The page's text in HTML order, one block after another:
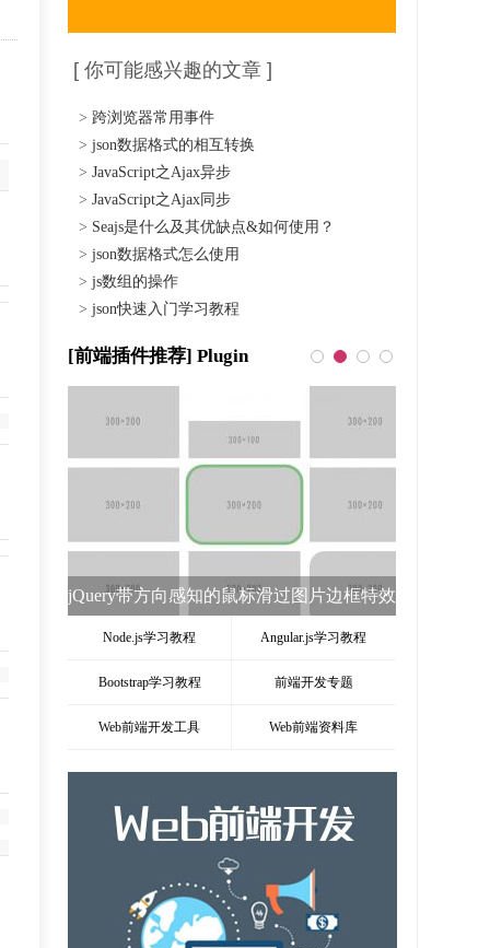
[ 你可能感兴趣的文章 ]
> 跨浏览器常用事件
> json数据格式的相互转换
> JavaScript之Ajax异步
> JavaScript之Ajax同步
> Seajs是什么及其优缺点&如何使用？
> json数据格式怎么使用
> js数组的操作
> json快速入门学习教程
[前端插件推荐] Plugin
jQuery HotKeys监听键盘按下事件keydown
Node.js学习教程 Angular.js学习教程
Bootstrap学习教程 前端开发专题
Web前端开发工具 Web前端资料库